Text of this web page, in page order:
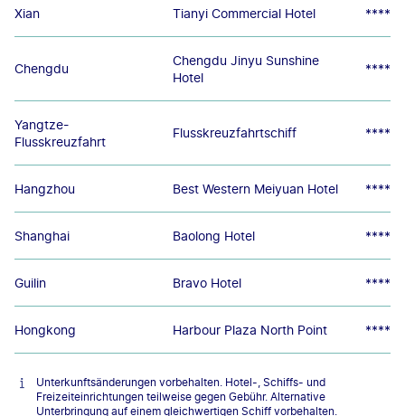
Xian Tianyi Commercial Hotel ****
Chengdu
Chengdu Jinyu Sunshine
Hotel
****
Yangtze-
Flusskreuzfahrt
Flusskreuzfahrtschiff ****
Hangzhou Best Western Meiyuan Hotel ****
Shanghai Baolong Hotel ****
Guilin Bravo Hotel ****
Hongkong Harbour Plaza North Point ****
Unterkunftsänderungen vorbehalten. Hotel-, Schiffs- und
Freizeiteinrichtungen teilweise gegen Gebühr. Alternative
Unterbringung auf einem gleichwertigen Schiff vorbehalten.